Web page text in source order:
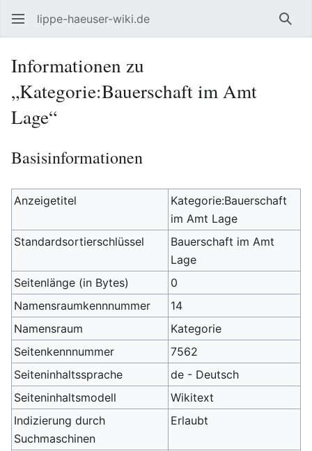
lippe-haeuser-wiki.de
Informationen zu
„Kategorie:Bauerschaft im Amt
Lage“
Basisinformationen
Anzeigetitel
Kategorie:Bauerschaft
im Amt Lage
Standardsortierschlüssel
Bauerschaft im Amt
Lage
Seitenlänge (in Bytes)
0
Namensraumkennnummer
14
Namensraum
Kategorie
Seitenkennnummer
7562
Seiteninhaltssprache
de - Deutsch
Seiteninhaltsmodell
Wikitext
Indizierung durch
Suchmaschinen
Erlaubt